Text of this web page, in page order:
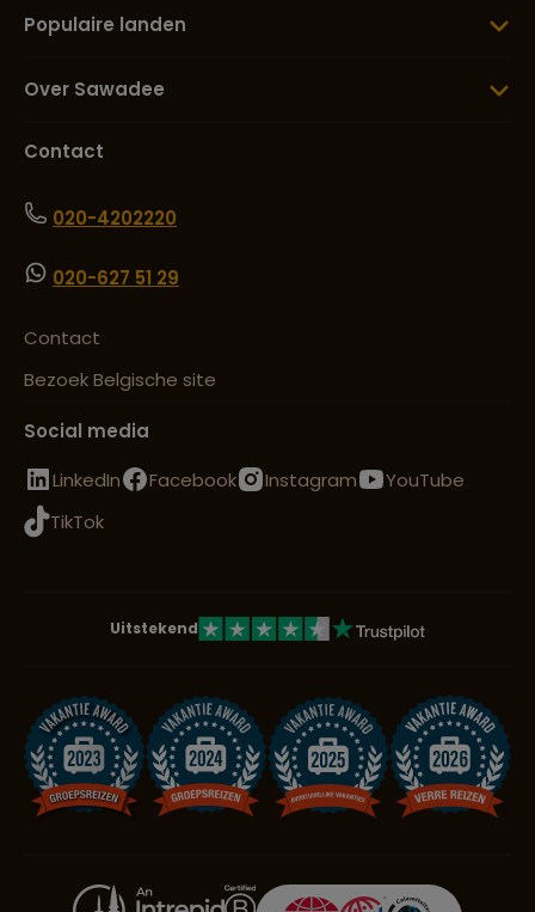
Populaire landen
Over Sawadee
Contact
020-4202220
020-627 51 29
Contact
Bezoek Belgische site
Social media
LinkedIn
Facebook Instagram
YouTube
TikTok
Uitstekend